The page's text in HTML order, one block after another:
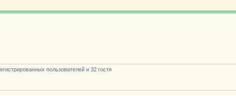
пользователей и 32 гостя